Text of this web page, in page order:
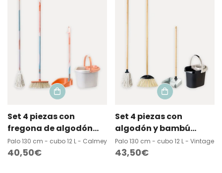
Set 4 piezas con
fregona de algodón
natural
Palo 130 cm - cubo 12 L - Calmey
Precio
40,50€
Set 4 piezas con
algodón y bambú
natural
Palo 130 cm - cubo 12 L - Vintage
Precio
43,50€